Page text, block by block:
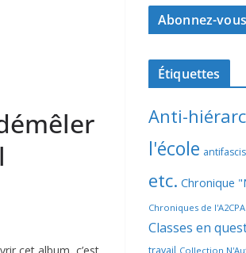
Abonnez-
Étiquettes
Anti-
l'école
etc. Chronique
Chroniques de l'A2CPA
Classes en
travail Collection